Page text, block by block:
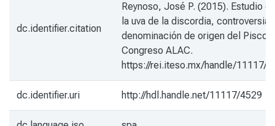
dc.identifier.citation
Reynoso, José P. (2015). Estudio
la uva de la discordia, controversia
denominación de origen del Pisco,
Congreso ALAC.
https://rei.iteso.mx/handle/11117/
dc.identifier.uri http://hdl.handle.net/11117/4529